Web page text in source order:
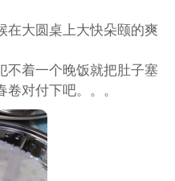
在大圆桌上大快朵颐的爽
不着一个晚饭就把肚子塞
对付下吧。。。